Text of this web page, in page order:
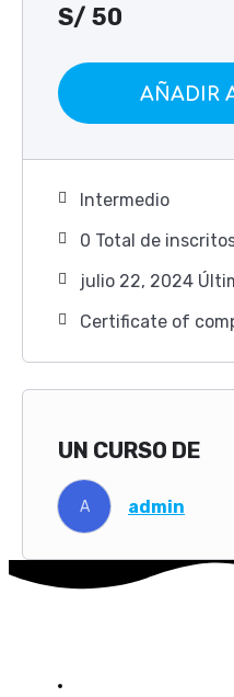
S/ 50
AÑADIR
Intermedio
0 TotaI de
julio 22, 2024
Certificate of
UN CURSO DE
A admin